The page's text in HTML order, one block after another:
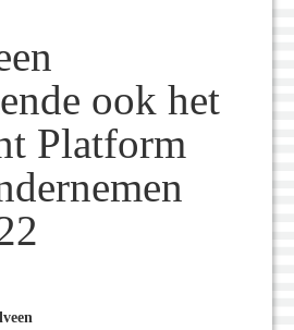
ook het
Platform